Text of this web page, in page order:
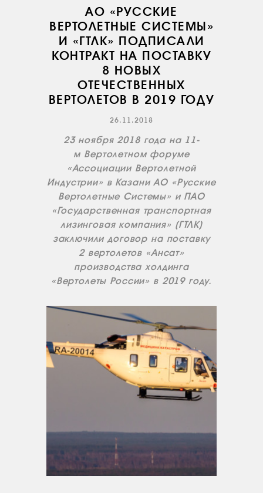
АО «РУССКИЕ
ВЕРТОЛЕТНЫЕ СИСТЕМЫ»
И «ГТЛК» ПОДПИСАЛИ
КОНТРАКТ НА ПОСТАВКУ
8 НОВЫХ
ОТЕЧЕСТВЕННЫХ
ВЕРТОЛЕТОВ В 2019 ГОДУ
26.11.2018
23 ноября 2018 года на 11-
м Вертолетном форуме
«Ассоциации Вертолетной
Индустрии» в Казани АО «Русские
Вертолетные Системы» и ПАО
«Государственная транспортная
лизинговая компания» (ГТЛК)
заключили договор на поставку
2 вертолетов «Ансат»
производства холдинга
«Вертолеты России» в 2019 году.